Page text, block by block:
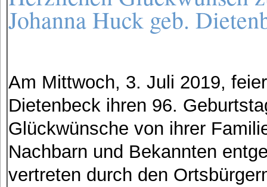
Johanna Huck geb.
Am Mittwoch, 3. Juli 2019,
Dietenbeck ihren 96.
Glückwünsche von ihrer
Nachbarn und Bekannten
vertreten durch den